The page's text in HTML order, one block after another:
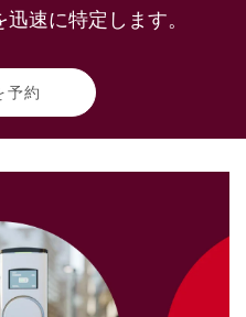
速に特定します。
予約